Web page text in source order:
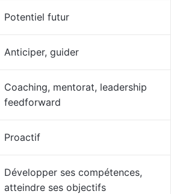
Potentiel futur
Anticiper, guider
Coaching, mentorat, leadership
feedforward
Proactif
Développer ses compétences,
atteindre ses objectifs